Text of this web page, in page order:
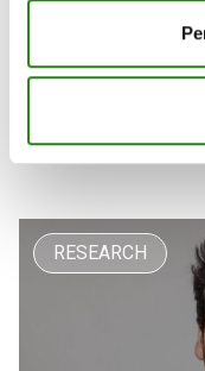
Micron no basta
RESEARCH